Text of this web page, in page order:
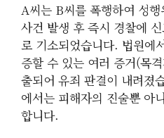
A씨는 B씨를 폭행하여 성
사건 발생 후 즉시 경찰에
로 기소되었습니다. 법원에
증할 수 있는 여러 증거(목
출되어 유죄 판결이 내려졌
에서는 피해자의 진술뿐 아
합니다.